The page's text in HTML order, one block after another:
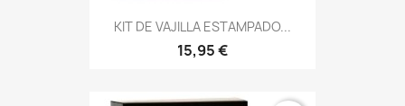
KIT DE VAJILLA ESTAMPADO...
15,95 €